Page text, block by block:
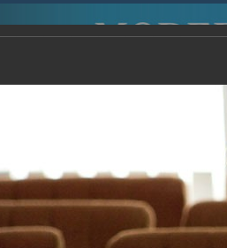
MDMR 2015 -
Zavoisky Award
2006 г.
Report